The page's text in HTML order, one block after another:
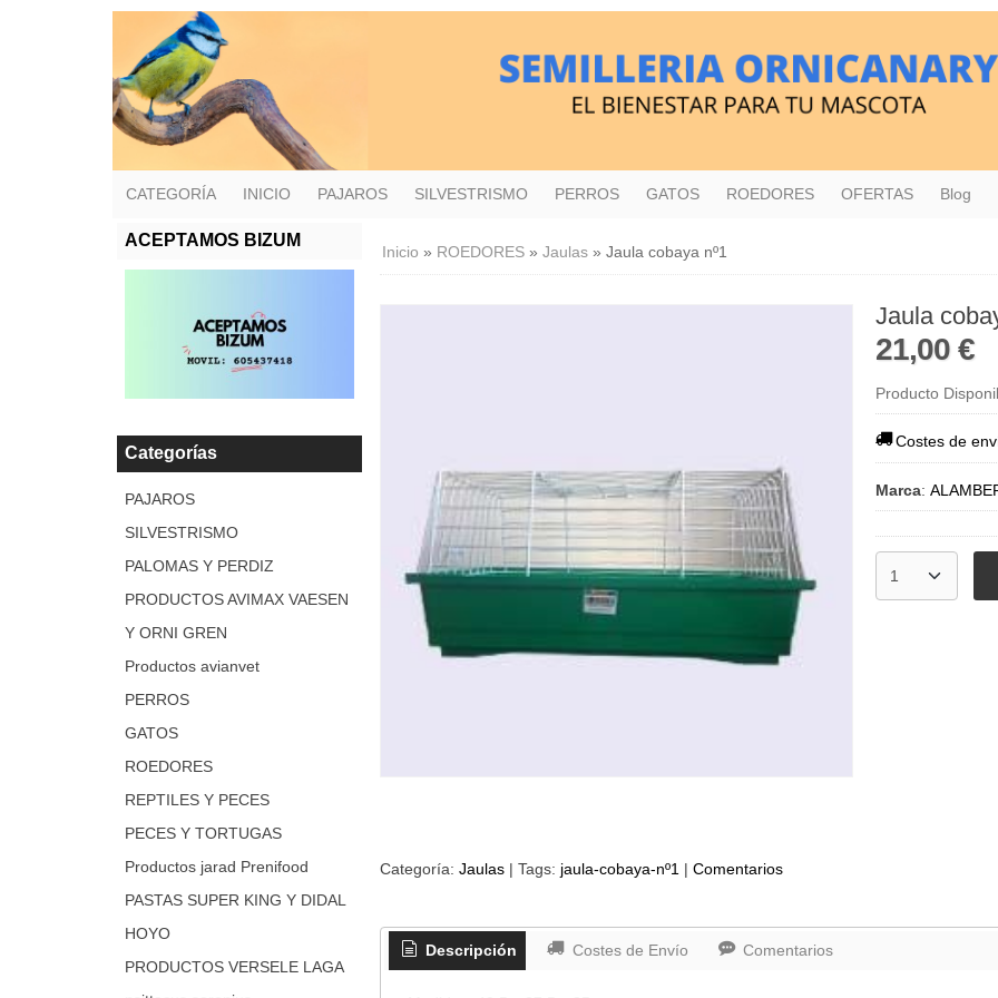
CATEGORÍA INICIO PAJAROS SILVESTRISMO PERROS GATOS ROEDORES OFERTAS Blog
ACEPTAMOS BIZUM
Categorías
PAJAROS
SILVESTRISMO
PALOMAS Y PERDIZ
PRODUCTOS AVIMAX VAESEN
Y ORNI GREN
Productos avianvet
PERROS
GATOS
ROEDORES
REPTILES Y PECES
PECES Y TORTUGAS
Productos jarad Prenifood
PASTAS SUPER KING Y DIDAL
HOYO
PRODUCTOS VERSELE LAGA
Inicio » ROEDORES» Jaulas» Jaula cobaya nº1
Jaula
21,00 €
Producto
Costes de
Marca:
Categoría: Jaulas| Tags: jaula-cobaya-nº1 | Comentarios
Descripción Costes de Envío Comentarios